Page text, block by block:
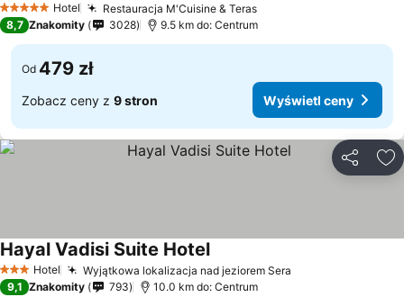
5 KategoriaHotel Restauracja M'Cuisine & Teras
8,7 Znakomity 3028 9.5 km do: Centrum
Od 479 zł
Zobacz ceny z 9 stron Wyświetl ceny
3 Kategoria
Hotel Wyjątkowa lokalizacja nad jeziorem Sera
Hayal Vadisi Suite Hotel
9,1 Znakomity 793 10.0 km do: Centrum